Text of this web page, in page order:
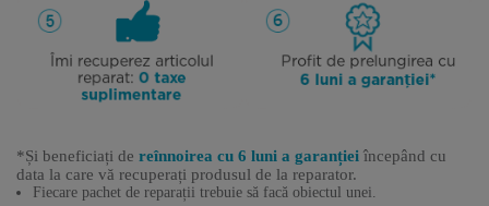
*Și beneficiați de reînnoirea cu 6 luni a garanției începând cu
data la care vă recuperați produsul de la reparator.
Fiecare pachet de reparații trebuie să facă obiectul unei.